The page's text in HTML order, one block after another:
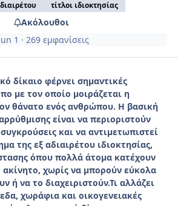
τίτλοι ιδιοκτησίας
Ακόλουθοι
1 · 269 εμφανίσεις
δίκαιο φέρνει σημαντικές
με τον οποίο μοιράζεται η
θάνατο ενός ανθρώπου. Η βασική
είναι να περιοριστούν
και να αντιμετωπιστεί
της εξ αδιαιρέτου ιδιοκτησίας,
όπου πολλά άτομα κατέχουν
ακίνητο, χωρίς να μπορούν εύκολα
ή να το διαχειριστούν.Τι αλλάζει
χωράφια και οικογενειακές